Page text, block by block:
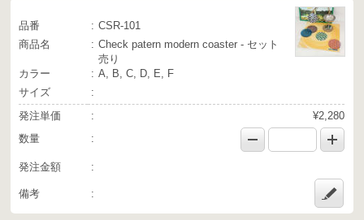
品番
CSR-101
商品名
Check patern modern coaster - セット
売り
カラー
A, B, C, D, E, F
サイズ
発注単価
¥2,280
数量
発注金額
備考